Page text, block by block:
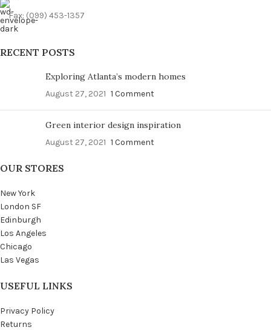
Fax: (099) 453-1357
RECENT POSTS
Exploring Atlanta’s modern homes
August 27, 2021 1 Comment
Green interior design inspiration
August 27, 2021 1 Comment
OUR STORES
New York
London SF
Edinburgh
Los Angeles
Chicago
Las Vegas
USEFUL LINKS
Privacy Policy
Returns